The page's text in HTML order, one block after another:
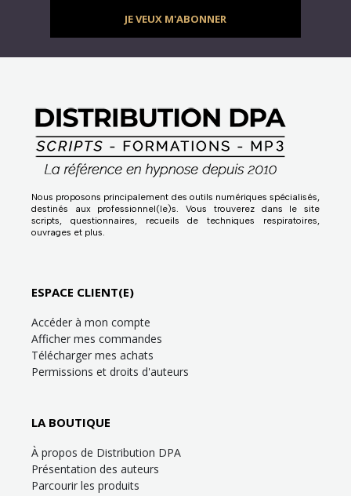
JE VEUX M'ABONNER
Nous proposons principalement des outils numériques spécialisés,
destinés aux professionnel(le)s. Vous trouverez dans le site
scripts, questionnaires, recueils de techniques respiratoires,
ouvrages et plus.
ESPACE CLIENT(E)
Accéder à mon compte
Afficher mes commandes
Télécharger mes achats
Permissions et droits d'auteurs
LA BOUTIQUE
À propos de Distribution DPA
Présentation des auteurs
Parcourir les produits